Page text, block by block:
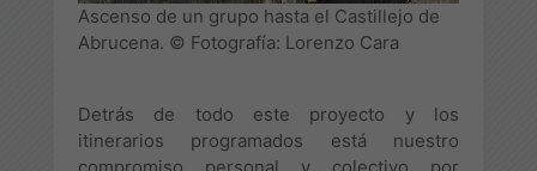
Ascenso de un grupo hasta el Castillejo de
Abrucena. © Fotografía: Lorenzo Cara
Detrás de todo este proyecto y los
itinerarios programados está nuestro
compromiso personal y colectivo por